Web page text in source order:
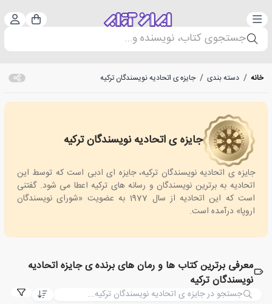
دسته‌بندی سبد
جستجوی کتاب، نویسنده و...
خانه / دسته بندی / جایزه ی اتحادیه نویسندگان ترکیه
جایزه ی اتحادیه نویسندگان ترکیه
Turkish Writers' Best Novel Prize
جایزه ی اتحادیه نویسندگان ترکیه، جایزه ای ادبی است که توسط این
اتحادیه به برترین نویسندگان و رسانه های ترکیه اعطا می شود. گفتنی
است که این اتحادیه از سال 1977 به عضویت «شورای نویسندگان
اروپا» درآمده است.
معرفی برترین کتاب ها و رمان های برنده ی جایزه اتحادیه
نویسندگان ترکیه